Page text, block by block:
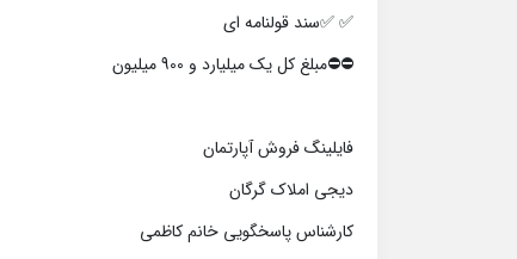
✅ ✅سند قولنامه ای
⛔⛔️مبلغ کل یک میلیارد و 900 میلیون
فایلینگ فروش آپارتمان
دیجی املاک گرگان
کارشناس پاسخگویی خانم کاظمی